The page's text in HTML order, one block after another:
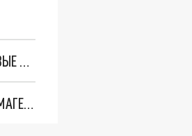
"ОЧЕНЬ ПЛОХИЕ НОВОСТИ": БОЛЬШАЯ ОШИБКА PALANTIR В РОССИИ. СТРАНЫ НАТО ВПЕРВЫЕ ЗА СВО ОСТАНОВИЛИ ПОСТАВКИ ОРУЖИЯ. ВСУ ТЕРЯЮТ ПРИГРАНИЧЬЕ?
ТРИ ГЛАВНЫХ ИНСАЙДА ОБ СВО. ОТМЕНА МОБИЛИЗАЦИИ И ВОЗВРАЩЕНИЕ "ГЕНЕРАЛА АРМАГЕДДОНА"? ОТЛИЧНЫЕ НОВОСТИ, КОТОРЫЕ ЖДАЛИ ВСЕ